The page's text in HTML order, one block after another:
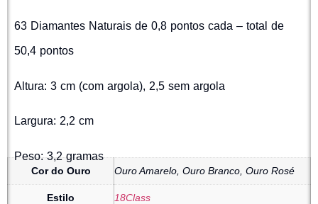
63 Diamantes Naturais de 0,8 pontos cada – total de
50,4 pontos
Altura: 3 cm (com argola), 2,5 sem argola
Largura: 2,2 cm
Peso: 3,2 gramas
Cor do Ouro Ouro Amarelo, Ouro Branco, Ouro Rosé
Estilo 18Class